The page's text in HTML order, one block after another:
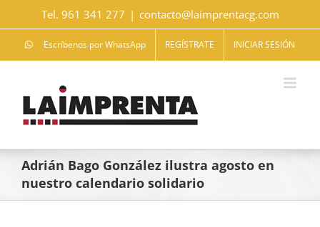
Tel. 961 341 277 | contacto@laimprentacg.com
Escríbenos por WhatsApp REGÍSTRATE INICIAR SESIÓN
Adrián Bago González ilustra agosto en
nuestro calendario solidario